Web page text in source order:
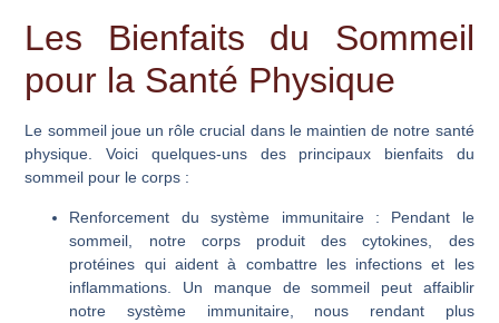
Les Bienfaits du Sommeil
pour la Santé Physique
Le sommeil joue un rôle crucial dans le maintien de notre santé
physique. Voici quelques-uns des principaux bienfaits du
sommeil pour le corps :
Renforcement du système immunitaire: Pendant le
sommeil, notre corps produit des cytokines, des
protéines qui aident à combattre les infections et les
inflammations. Un manque de sommeil peut affaiblir
notre système immunitaire, nous rendant plus